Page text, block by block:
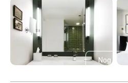
Nog 3